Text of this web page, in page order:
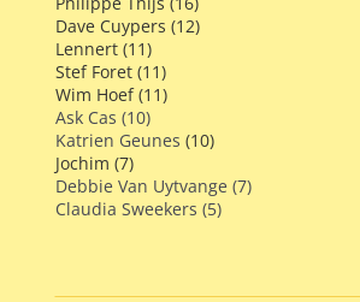
Dave Cuypers (12)
Lennert (11)
Stef Foret (11)
Wim Hoef (11)
Ask Cas (10)
Katrien Geunes (10)
Jochim (7)
Debbie Van Uytvange (7)
Claudia Sweekers (5)